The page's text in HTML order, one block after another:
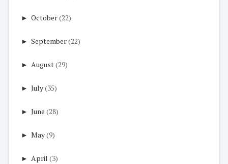
► October(22)
► September(22)
► August(29)
► July(35)
► June (28)
► May(9)
► April (3)